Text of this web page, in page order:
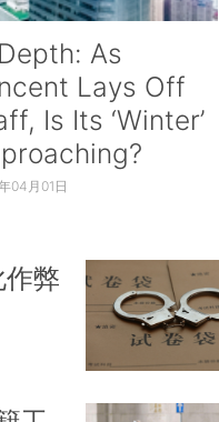
As
Lays Off
Is Its ‘Winter’
04月01日
作弊